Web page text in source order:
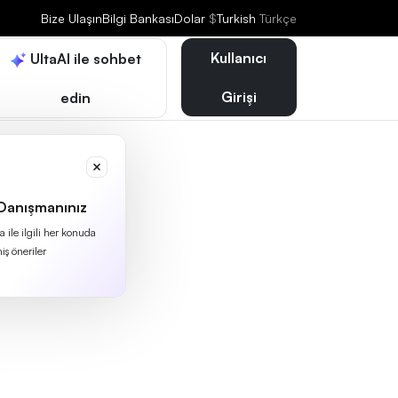
Bize UlaşınBilgi BankasıDolar $Turkish Türkçe
UltaAI ile sohbet
edin
ile ilgili her konuda
öneriler
Kullanıcı
Girişi